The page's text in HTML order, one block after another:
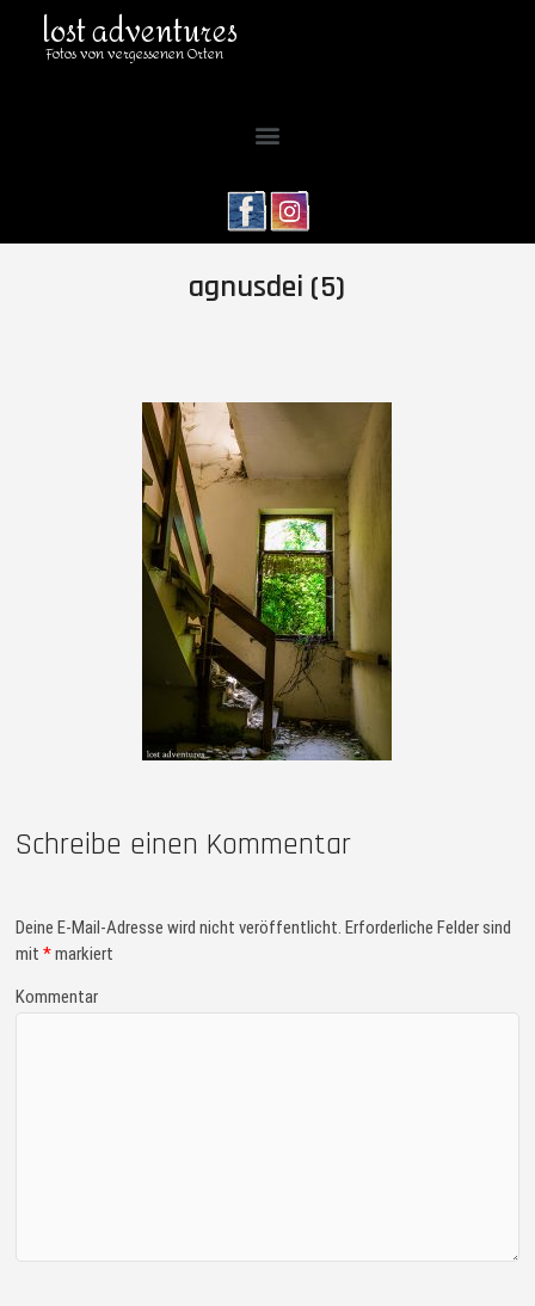
lost adventures
Fotos von vergessenen Orten
agnusdei (5)
Schreibe einen Kommentar
Deine E-Mail-Adresse wird nicht veröffentlicht. Erforderliche Felder sind
mit*markiert
Kommentar